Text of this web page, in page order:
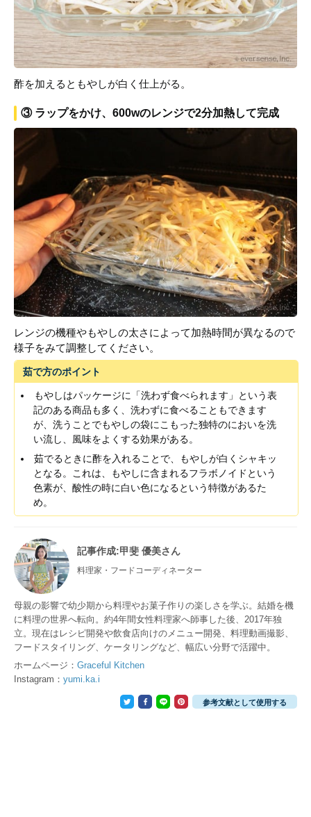
酢を加えるともやしが白く仕上がる。
③ ラップをかけ、600wのレンジで2分加熱して完成
レンジの機種やもやしの太さによって加熱時間が異なるので
様子をみて調整してください。
茹で方のポイント
もやしはパッケージに「洗わず食べられます」という表
記のある商品も多く、洗わずに食べることもできます
が、洗うことでもやしの袋にこもった独特のにおいを洗
い流し、風味をよくする効果がある。
茹でるときに酢を入れることで、もやしが白くシャキッ
となる。これは、もやしに含まれるフラボノイドという
色素が、酸性の時に白い色になるという特徴があるた
め。
記事作成:甲斐 優美さん
料理家・フードコーディネーター
母親の影響で幼少期から料理やお菓子作りの楽しさを学ぶ。結婚を機
に料理の世界へ転向。約4年間女性料理家へ師事した後、2017年独
立。現在はレシピ開発や飲食店向けのメニュー開発、料理動画撮影、
フードスタイリング、ケータリングなど、幅広い分野で活躍中。
ホームページ： Graceful Kitchen
Instagram： yumi.ka.i
参考文献として使用する